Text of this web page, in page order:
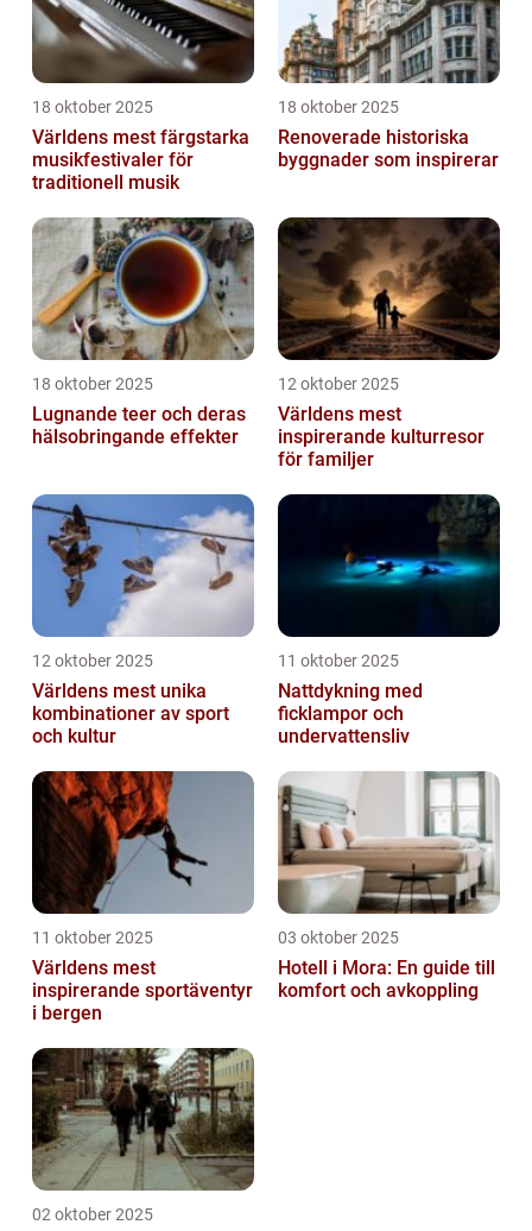
18 oktober 2025
Världens mest färgstarka
musikfestivaler för
traditionell musik
18 oktober 2025
Renoverade historiska
byggnader som inspirerar
18 oktober 2025
Lugnande teer och deras
hälsobringande effekter
12 oktober 2025
Världens mest
inspirerande kulturresor
för familjer
12 oktober 2025
Världens mest unika
kombinationer av sport
och kultur
11 oktober 2025
Nattdykning med
ficklampor och
undervattensliv
11 oktober 2025
Världens mest
inspirerande sportäventyr
i bergen
03 oktober 2025
Hotell i Mora: En guide till
komfort och avkoppling
02 oktober 2025